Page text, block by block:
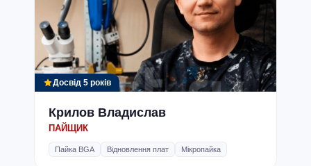
Досвід 5 років
Крилов Владислав
ПАЙЩИК
Пайка BGA Відновлення плат Мікропайка